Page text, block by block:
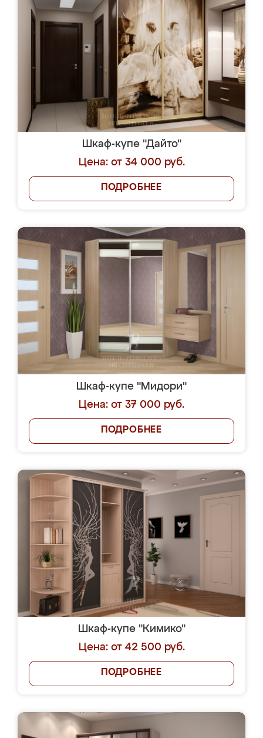
Шкаф-купе "Дайто"
Цена: от 34 000 руб.
ПОДРОБНЕЕ
Шкаф-купе "Мидори"
Цена: от 37 000 руб.
ПОДРОБНЕЕ
Шкаф-купе "Кимико"
Цена: от 42 500 руб.
ПОДРОБНЕЕ